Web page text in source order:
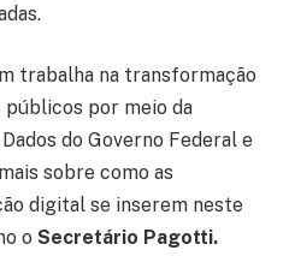
trabalha na transformação
por meio da
do Governo Federal e
sobre como as
digital se inserem neste
o Secretário Pagotti.